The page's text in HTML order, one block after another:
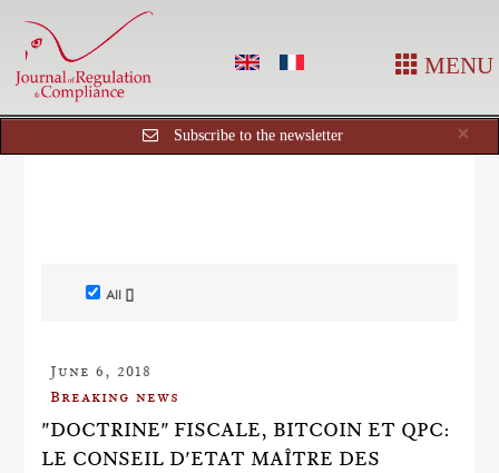
MENU
×
Subscribe to the newsletter
All []
June 6, 2018
Breaking news
"DOCTRINE" FISCALE, BITCOIN ET QPC:
LE CONSEIL D'ETAT MAÎTRE DES